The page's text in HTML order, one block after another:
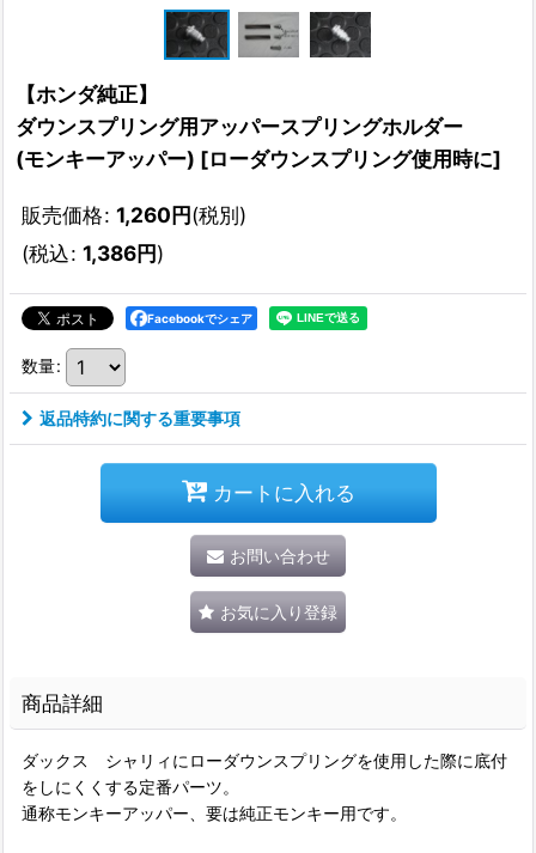
【ホンダ純正】
ダウンスプリング用アッパースプリングホルダー
(モンキーアッパー) [ローダウンスプリング使用時に]
販売価格: 1,260円(税別)
(税込: 1,386円)
Facebookでシェア
数量:
返品特約に関する重要事項
カートに入れる
お問い合わせ
お気に入り登録
商品詳細
ダックス シャリィにローダウンスプリングを使用した際に底付
をしにくくする定番パーツ。
通称モンキーアッパー、要は純正モンキー用です。